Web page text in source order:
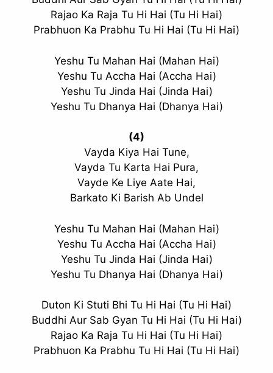
Rajao Ka Raja Tu Hi Hai (Tu Hi Hai)
Prabhuon Ka Prabhu Tu Hi Hai (Tu Hi Hai)
Yeshu Tu Mahan Hai (Mahan Hai)
Yeshu Tu Accha Hai (Accha Hai)
Yeshu Tu Jinda Hai (Jinda Hai)
Yeshu Tu Dhanya Hai (Dhanya Hai)
(4)
Vayda Kiya Hai Tune,
Vayda Tu Karta Hai Pura,
Vayde Ke Liye Aate Hai,
Barkato Ki Barish Ab Undel
Yeshu Tu Mahan Hai (Mahan Hai)
Yeshu Tu Accha Hai (Accha Hai)
Yeshu Tu Jinda Hai (Jinda Hai)
Yeshu Tu Dhanya Hai (Dhanya Hai)
Duton Ki Stuti Bhi Tu Hi Hai (Tu Hi Hai)
Buddhi Aur Sab Gyan Tu Hi Hai (Tu Hi Hai)
Rajao Ka Raja Tu Hi Hai (Tu Hi Hai)
Prabhuon Ka Prabhu Tu Hi Hai (Tu Hi Hai)
slice - A new bank, for new India
आज ही Slice App डाउनलोड करें और Slice क्रेडिट कार्ड के ज़रिए अपना पहला
Install Now